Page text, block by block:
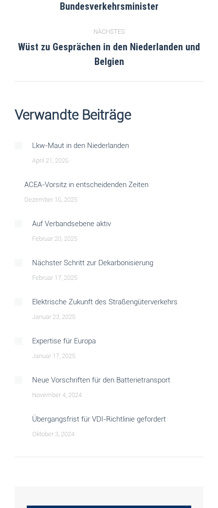
Bundesverkehrsminister
NÄCHSTES
Wüst zu Gesprächen in den Niederlanden und
Belgien
Verwandte Beiträge
Lkw-Maut in den Niederlanden
April 21, 2026
ACEA-Vorsitz in entscheidenden Zeiten
Dezember 16, 2025
Auf Verbandsebene aktiv
Februar 20, 2025
Nächster Schritt zur Dekarbonisierung
Februar 17, 2025
Elektrische Zukunft des Straßengüterverkehrs
Januar 23, 2025
Expertise für Europa
Januar 17, 2025
Neue Vorschriften für den Batterietransport
November 4, 2024
Übergangsfrist für VDI-Richtlinie gefordert
Oktober 3, 2024